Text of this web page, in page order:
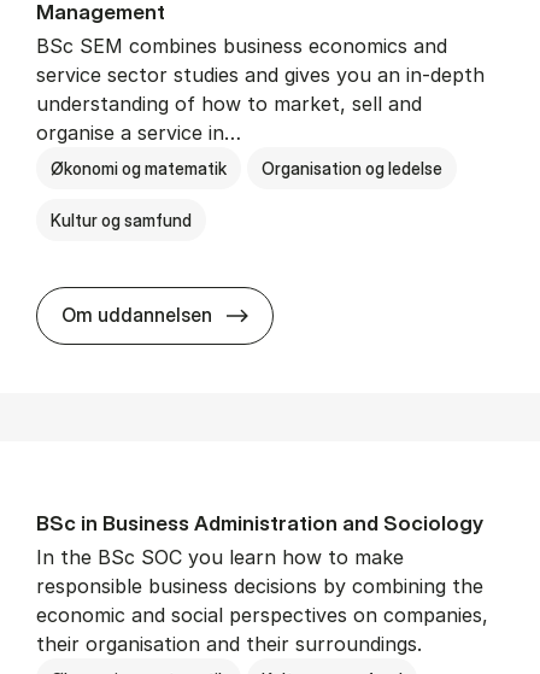
Man­age­ment
BSc SEM combines business economics and
service sector studies and gives you an in-depth
understanding of how to market, sell and
organise a service in…
Økonomi og matematik Organisation og ledelse
Kultur og samfund
Om uddannelsen BSc in Busi­ness Ad­min­is­tra­tion
BSc in Busi­ness Ad­min­is­tra­tion and So­ci­ology
In the BSc SOC you learn how to make
responsible business decisions by combining the
economic and social perspectives on companies,
their organisation and their surroundings.